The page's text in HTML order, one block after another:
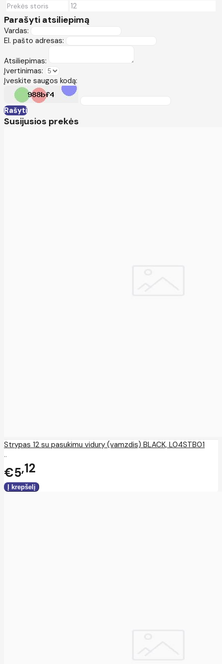
Prekės storis 12
Parašyti atsiliepimą
Vardas:
El. pašto adresas:
Atsiliepimas:
Įvertinimas:
Įveskite saugos kodą:
Rašyti
Susijusios prekės
Strypas 12 su pasukimu vidury (vamzdis) BLACK, L04STB01
..
€5 12